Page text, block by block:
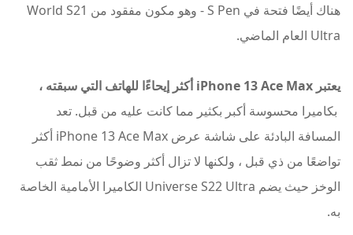
هناك أيضًا فتحة في S Pen - وهو مكون مفقود من World S21
Ultra العام الماضي.
يعتبر iPhone 13 Ace Max أكثر إيحاءًا للهاتف التي سبقته ،
بكاميرا محسوسة أكبر بكثير مما كانت عليه من قبل. تعد
المسافة البادئة على شاشة عرض iPhone 13 Ace Max أكثر
تواضعًا من ذي قبل ، ولكنها لا تزال أكثر وضوحًا من نمط ثقب
الوخز حيث يضم Universe S22 Ultra الكاميرا الأمامية الخاصة
به.